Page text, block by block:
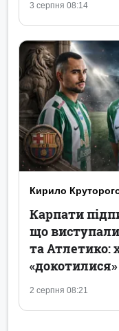
3 серпня 08:14
Кирило
2 серпня 08:21
Карпати
що
та Атлетико: